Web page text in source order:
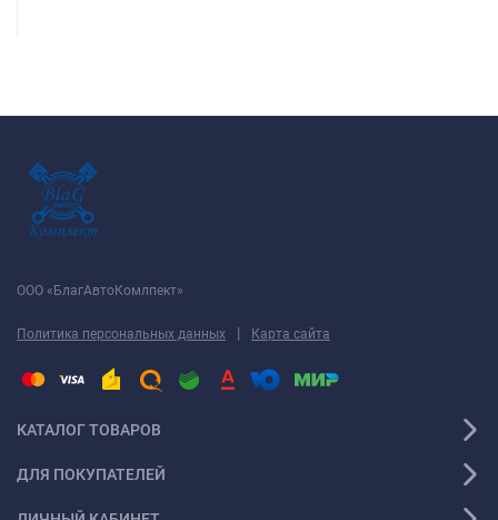
ООО «БлагАвтоКомлпект»
Политика персональных данных | Карта сайта
КАТАЛОГ ТОВАРОВ
ДЛЯ ПОКУПАТЕЛЕЙ